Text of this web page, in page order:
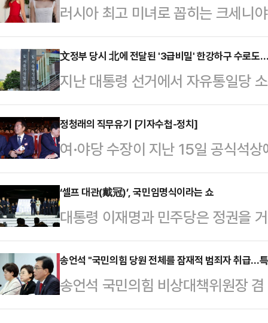
러시아 최고 미녀로 꼽히는 크세니
어든 야생 동물과 충돌해 치료를
피플지, 뉴욕 포스트 등 외신에 따
러시아의 한 도로를 달리던 중 갑자
는 사고를 당했다.사고 당시 크세니
은 운전을 하고 있었다. 부부는 결
타까움을 더했다.그의 남편은 러시
에서 "엘크…
文정부 당시 北에 전달된 '3급비밀' 한강하구 수로도
지난 대통령 선거에서 자유통일당
호사가 문재인 정부 당시 북한에 전
도(한강 해도)를 공개하라는 소송
르면 서울행정법원 행정14부(이상
원을 상대로 낸 정보비공개 처분 취
다.앞서 해양수산부와 국방부는
항해가 가능하도록 한강하구 수로
에 전달했다.이에 대해 …
정청래의 직무유기 [기자수첩-정치]
여·야당 수장이 지난 15일 공식석
민주당 당대표가 취임 후 야당 예방
표와 송언석 국민의힘 비상대책위
큰 주목을 받았다. 두 대표는 바로
눈 한 번을 마주치지 않았다.두 수
과거 발언에서 비롯된다. 정 대표
직후 "지금은 내란과의 전쟁 중"이
않겠다"고 말했…
‘셀프 대관(戴冠)’, 국민임명식이라는 쇼
대통령 이재명과 민주당은 정권을
보, 그 보수 지지자들이 망상과 미
한 어이없는 똥 플레이 덕이었다.
다.그리고 그것이 그들이 앞으로 오
지 않고 물러가라고 하지 않는 게
송언석 "국민의힘 당원 전체를 잠재적 범죄자 취급…
송언석 국민의힘 비상대책위원장
사하는 민중기 특별검사팀이 여의